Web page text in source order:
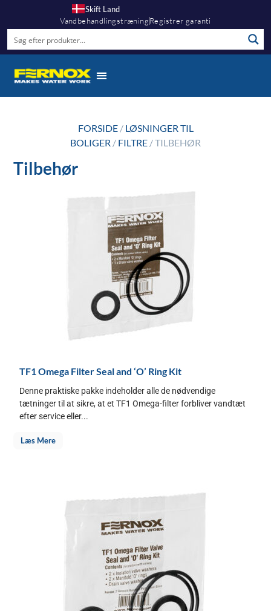
Skift Land
VandbehandlingstræningRegistrer garanti
FORSIDE/ LØSNINGER TIL
BOLIGER / FILTRE / TILBEHØR
Tilbehør
TF1 Omega Filter Seal and ‘O’ Ring Kit
Denne praktiske pakke indeholder alle de nødvendige
tætninger til at sikre, at et TF1 Omega-filter forbliver vandtæt
efter service eller...
Læs Mere